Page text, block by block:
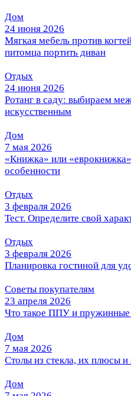
Дом
24 июня 2026
Мягкая мебель против
питомца портить диван
Отдых
24 июня 2026
Ротанг в саду: выбираем
искусственным
Дом
7 мая 2026
«Книжка» или
особенности
Отдых
3 февраля 2026
Тест. Определите свой
Отдых
3 февраля 2026
Планировка гостиной для
Советы покупателям
23 апреля 2026
Что такое ППУ и
Дом
7 мая 2026
Столы из стекла, их плюсы
Дом